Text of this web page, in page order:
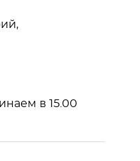
в 15.00